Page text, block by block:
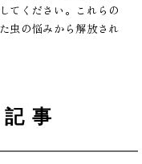
てください。これらの
虫の悩みから解放され
事